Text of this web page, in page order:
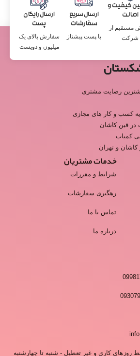
کیفیت و
اصالت
مستقیم از
شرکت
ارسال سریع
سفارشات
با پست پیشتاز
ارسال رایگان
پست
سفارش بالای یک
میلیون و دویست
رضایت مشتری
کسب و کار های مجازی
در فین کاشان
کمیاب
و تهران
خدمات مشتریان
شرایط و مقررات
رهگیری سفارشات
تماس با ما
درباره ما
کاری و غیر تعطیل - شنبه تا چهارشنبه